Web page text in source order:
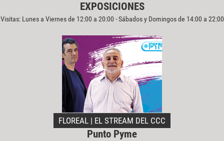
EXPOSICIONES
Visitas: Lunes a Viernes de 12:00 a 20:00 - Sábados y Domingos de 14:00 a 22:00
FLOREAL | EL STREAM DEL CCC
Punto Pyme